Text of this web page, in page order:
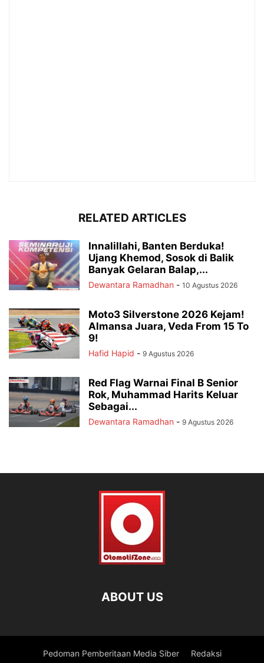
RELATED ARTICLES
Innalillahi, Banten Berduka!
Ujang Khemod, Sosok di Balik
Banyak Gelaran Balap,...
Dewantara Ramadhan - 10 Agustus 2026
Moto3 Silverstone 2026 Kejam!
Almansa Juara, Veda From 15 To
9!
Hafid Hapid - 9 Agustus 2026
Red Flag Warnai Final B Senior
Rok, Muhammad Harits Keluar
Sebagai...
Dewantara Ramadhan - 9 Agustus 2026
ABOUT US
Pedoman Pemberitaan Media Siber Redaksi